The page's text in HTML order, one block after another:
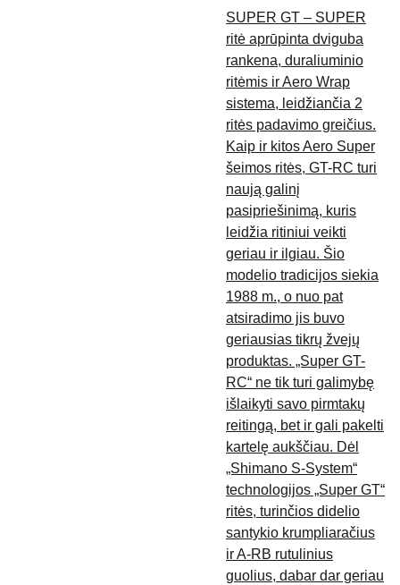
SUPER GT – SUPER
ritė aprūpinta dviguba
rankena, duraliuminio
ritėmis ir Aero Wrap
sistema, leidžiančia 2
ritės padavimo greičius.
Kaip ir kitos Aero Super
šeimos ritės, GT-RC turi
naują galinį
pasipriešinimą, kuris
leidžia ritiniui veikti
geriau ir ilgiau. Šio
modelio tradicijos siekia
1988 m., o nuo pat
atsiradimo jis buvo
geriausias tikrų žvejų
produktas. „Super GT-
RC“ ne tik turi galimybę
išlaikyti savo pirmtakų
reitingą, bet ir gali pakelti
kartelę aukščiau. Dėl
„Shimano S-System“
technologijos „Super GT“
ritės, turinčios didelio
santykio krumpliaračius
ir A-RB rutulinius
guolius, dabar dar geriau